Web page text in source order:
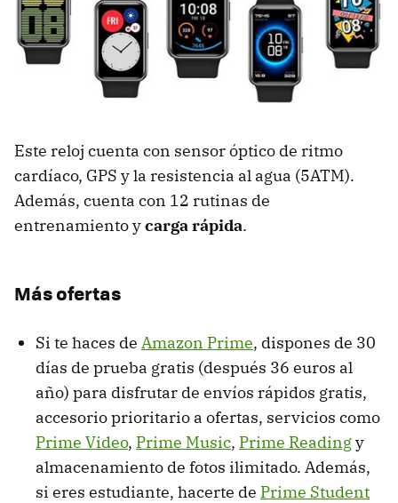
Este reloj cuenta con sensor óptico de ritmo
cardíaco, GPS y la resistencia al agua (5ATM).
Además, cuenta con 12 rutinas de
entrenamiento ycarga rápida.
Más ofertas
Si te haces de Amazon Prime, dispones de 30
días de prueba gratis (después 36 euros al
año) para disfrutar de envíos rápidos gratis,
accesorio prioritario a ofertas, servicios como
Prime Video, Prime Music, Prime Readingy
almacenamiento de fotos ilimitado. Además,
si eres estudiante, hacerte de Prime Student